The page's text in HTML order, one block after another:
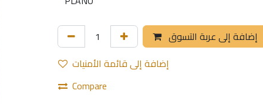
إضافة إلى عربة التسوق
إضافة إلى قائمة الأمنيات
Compare